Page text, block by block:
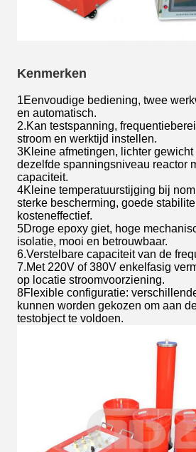
Kenmerken
1Eenvoudige bediening, twee
en automatisch.
2.Kan testspanning,
stroom en werktijd instellen.
3Kleine afmetingen, lichter
dezelfde spanningsniveau reactor
capaciteit.
4Kleine temperatuurstijging bij
sterke bescherming, goede
kosteneffectief.
5Droge epoxy giet, hoge
isolatie, mooi en betrouwbaar.
6.Verstelbare capaciteit van de
7.Met 220V of 380V enkelfasig
op locatie stroomvoorziening.
8Flexible configuratie:
kunnen worden gekozen om aan
testobject te voldoen.